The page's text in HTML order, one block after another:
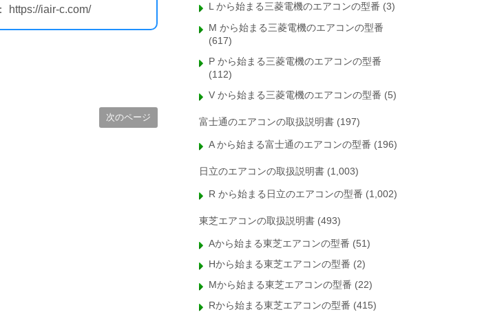
https://iair-c.com/
次のページ
L から始まる三菱電機のエアコンの型番 (3)
M から始まる三菱電機のエアコンの型番
(617)
P から始まる三菱電機のエアコンの型番
(112)
V から始まる三菱電機のエアコンの型番 (5)
富士通のエアコンの取扱説明書 (197)
A から始まる富士通のエアコンの型番 (196)
日立のエアコンの取扱説明書 (1,003)
R から始まる日立のエアコンの型番 (1,002)
東芝エアコンの取扱説明書 (493)
Aから始まる東芝エアコンの型番 (51)
Hから始まる東芝エアコンの型番 (2)
Mから始まる東芝エアコンの型番 (22)
Rから始まる東芝エアコンの型番 (415)